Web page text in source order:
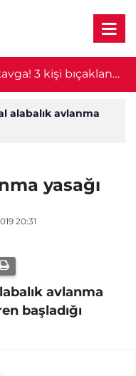
3 kişi bıçaklandı,
alabalık avlanma
yasağı
20:31
avlanma
başladığı